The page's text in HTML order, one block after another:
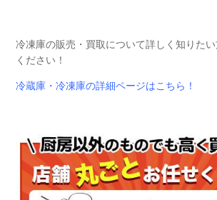
冷凍庫の販売・買取について詳しく知りた
ください！
冷蔵庫・冷凍庫の詳細ページはこちら！